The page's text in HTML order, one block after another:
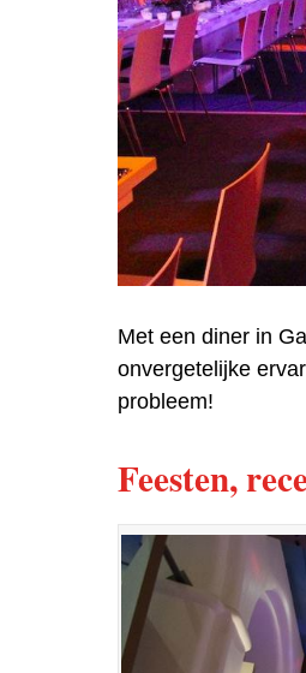
Met een diner in
onvergetelijke
probleem!
Feesten,